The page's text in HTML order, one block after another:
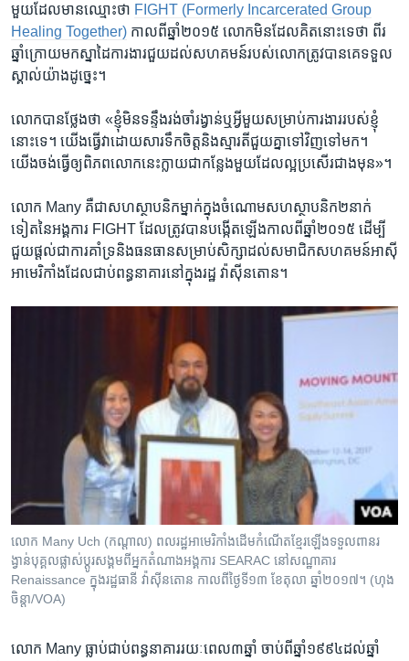
មួយ​ដែល​មាន​ឈ្មោះ​ថា FIGHT (Formerly Incarcerated Group
Healing Together) កាល​ពី​ឆ្នាំ​២០១៥ លោក​មិន​ដែល​គិត​នោះ​ទេ​ថា ពីរ​
ឆ្នាំ​ក្រោយ​មក​ស្នាដៃ​ការងារ​ជួយ​ដល់​សហគមន៍​របស់​លោក​ត្រូវ​បាន​គេ​ទទួល​
ស្គាល់​យ៉ាង​ដូច្នេះ​។
លោក​បាន​ថ្លែង​ថា «ខ្ញុំ​មិន​ទន្ទឹង​រង់ចាំ​រង្វាន់​ឬ​អ្វី​មួយ​សម្រាប់​ការងារ​របស់​ខ្ញុំ​
នោះ​ទេ។ យើង​ធ្វើ​វា​ដោយសារ​ទឹក​ចិត្ត​និង​ស្មារតី​ជួយ​គ្នា​ទៅ​វិញ​ទៅ​មក។
យើង​ចង់​ធ្វើ​ឲ្យ​ពិភពលោក​នេះ​ក្លាយ​ជា​កន្លែង​មួយ​ដែល​ល្អ​ប្រសើរ​ជាង​មុន»។
លោក Many គឺ​ជា​សហ​ស្ថាបនិកម្នាក់​ក្នុង​ចំណោម​សហស្ថាបនិក​២​នាក់​
ទៀត​នៃ​អង្គការ​ FIGHT ​ដែល​ត្រូវ​បាន​បង្កើត​ឡើង​កាល​ពី​ឆ្នាំ​២០១៥ ​ដើម្បី​
ជួយ​ផ្តល់​ជា​ការ​គាំទ្រ​និង​ធនធាន​សម្រាប់​សិក្សា​ដល់​សមាជិក​សហគមន៍​អាស៊ី​
អាមេរិកាំង​ដែល​ជាប់​ពន្ធនាគារ​នៅ​ក្នុង​រដ្ឋ វ៉ាស៊ីនតោន។
លោក Many Uch (កណ្តាល) ពលរដ្ឋ​អាមេរិកាំង​ដើម​កំណើត​ខ្មែរ​ឡើង​ទទួល​ពានរ
ង្វាន់​បុគ្គល​ផ្លាស់ប្ដូរ​សង្គម​ពី​អ្នក​តំណាង​អង្គការ SEARAC នៅ​សណ្ឋាគារ
Renaissance ក្នុង​រដ្ឋធានី វ៉ាស៊ីនតោន កាល​ពី​ថ្ងៃ​ទី​១៣ ខែ​តុលា ឆ្នាំ​២០១៧។ (ហុង
ចិន្តា/VOA)
លោក Many ធ្លាប់​ជាប់​ពន្ធនាគារ​រយៈពេល​៣ឆ្នាំ​ ចាប់​ពី​ឆ្នាំ​១៩៩៤​ដល់​ឆ្នាំ​